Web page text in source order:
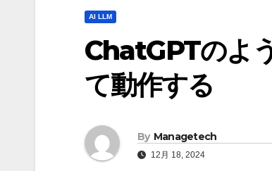
AI LLM
ChatGPTのよ
て動作する
By Managetech
12月 18, 2024